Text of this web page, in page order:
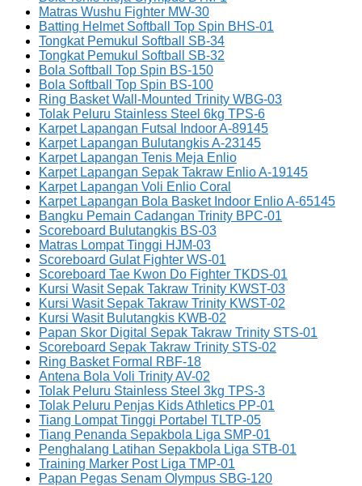
Matras Wushu Fighter MW-30
Batting Helmet Softball Top Spin BHS-01
Tongkat Pemukul Softball SB-34
Tongkat Pemukul Softball SB-32
Bola Softball Top Spin BS-150
Bola Softball Top Spin BS-100
Ring Basket Wall-Mounted Trinity WBG-03
Tolak Peluru Stainless Steel 6kg TPS-6
Karpet Lapangan Futsal Indoor A-89145
Karpet Lapangan Bulutangkis A-23145
Karpet Lapangan Tenis Meja Enlio
Karpet Lapangan Sepak Takraw Enlio A-19145
Karpet Lapangan Voli Enlio Coral
Karpet Lapangan Bola Basket Indoor Enlio A-65145
Bangku Pemain Cadangan Trinity BPC-01
Scoreboard Bulutangkis BS-03
Matras Lompat Tinggi HJM-03
Scoreboard Gulat Fighter WS-01
Scoreboard Tae Kwon Do Fighter TKDS-01
Kursi Wasit Sepak Takraw Trinity KWST-03
Kursi Wasit Sepak Takraw Trinity KWST-02
Kursi Wasit Bulutangkis KWB-02
Papan Skor Digital Sepak Takraw Trinity STS-01
Scoreboard Sepak Takraw Trinity STS-02
Ring Basket Formal RBF-18
Antena Bola Voli Trinity AV-02
Tolak Peluru Stainless Steel 3kg TPS-3
Tolak Peluru Penjas Kids Athletics PP-01
Tiang Lompat Tinggi Portabel TLTP-05
Tiang Penanda Sepakbola Liga SMP-01
Penghalang Latihan Sepakbola Liga STB-01
Training Marker Post Liga TMP-01
Papan Pegas Senam Olympus SBG-120